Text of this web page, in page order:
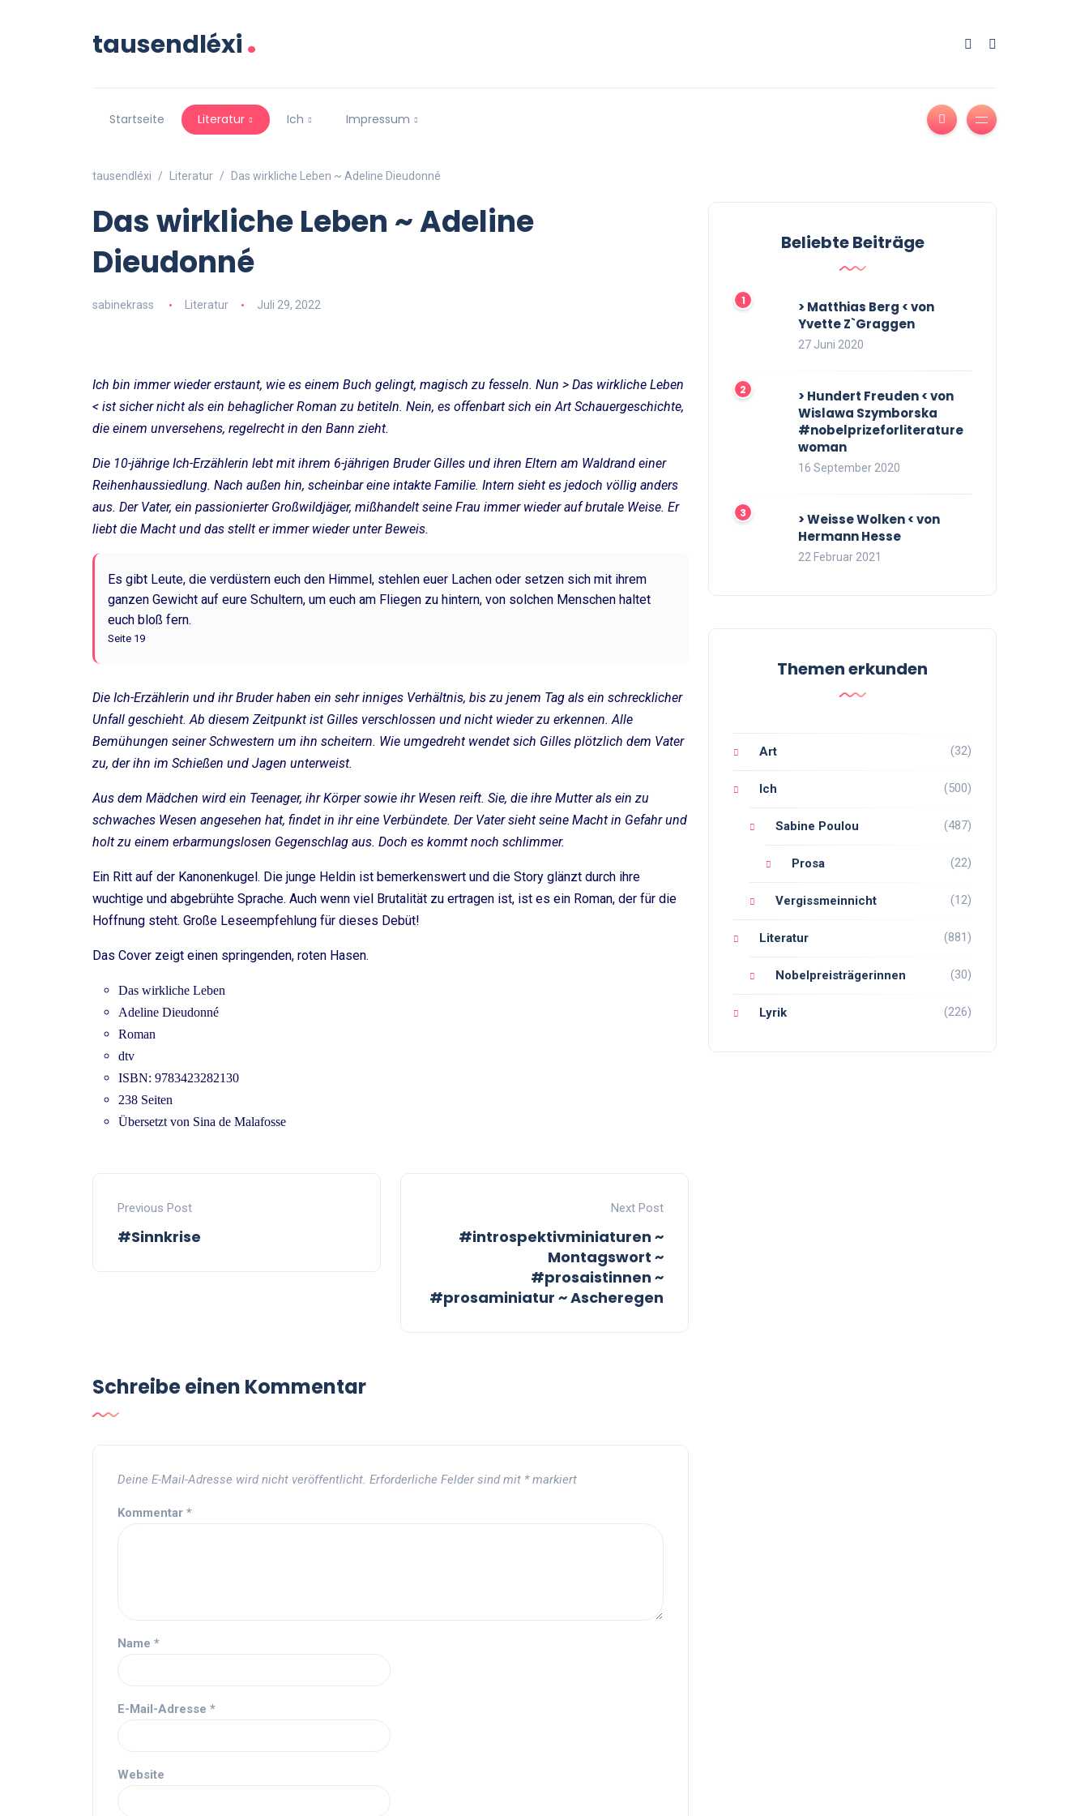
tausendléxi.
Startseite Literatur Ich Impressum
tausendléxi Literatur Das wirkliche Leben ~ Adeline Dieudonné
Das wirkliche Leben ~ Adeline
Dieudonné
sabinekrass Literatur Juli 29, 2022
Ich bin immer wieder erstaunt, wie es einem Buch gelingt, magisch zu fesseln. Nun > Das wirkliche Leben
< ist sicher nicht als ein behaglicher Roman zu betiteln. Nein, es offenbart sich ein Art Schauergeschichte,
die einem unversehens, regelrecht in den Bann zieht.
Die 10-jährige Ich-Erzählerin lebt mit ihrem 6-jährigen Bruder Gilles und ihren Eltern am Waldrand einer
Reihenhaussiedlung. Nach außen hin, scheinbar eine intakte Familie. Intern sieht es jedoch völlig anders
aus. Der Vater, ein passionierter Großwildjäger, mißhandelt seine Frau immer wieder auf brutale Weise. Er
liebt die Macht und das stellt er immer wieder unter Beweis.
Es gibt Leute, die verdüstern euch den Himmel, stehlen euer Lachen oder setzen sich mit ihrem
ganzen Gewicht auf eure Schultern, um euch am Fliegen zu hintern, von solchen Menschen haltet
euch bloß fern.
Seite 19
Die Ich-Erzählerin und ihr Bruder haben ein sehr inniges Verhältnis, bis zu jenem Tag als ein schrecklicher
Unfall geschieht. Ab diesem Zeitpunkt ist Gilles verschlossen und nicht wieder zu erkennen. Alle
Bemühungen seiner Schwestern um ihn scheitern. Wie umgedreht wendet sich Gilles plötzlich dem Vater
zu, der ihn im Schießen und Jagen unterweist.
Aus dem Mädchen wird ein Teenager, ihr Körper sowie ihr Wesen reift. Sie, die ihre Mutter als ein zu
schwaches Wesen angesehen hat, findet in ihr eine Verbündete. Der Vater sieht seine Macht in Gefahr und
holt zu einem erbarmungslosen Gegenschlag aus. Doch es kommt noch schlimmer.
Ein Ritt auf der Kanonenkugel. Die junge Heldin ist bemerkenswert und die Story glänzt durch ihre
wuchtige und abgebrühte Sprache. Auch wenn viel Brutalität zu ertragen ist, ist es ein Roman, der für die
Hoffnung steht. Große Leseempfehlung für dieses Debüt!
Das Cover zeigt einen springenden, roten Hasen.
Das wirkliche Leben
Adeline Dieudonné
Roman
dtv
ISBN: 9783423282130
238 Seiten
Übersetzt von Sina de Malafosse
Previous Post
#Sinnkrise
Next Post
#introspektivminiaturen ~
Montagswort ~
#prosaistinnen ~
#prosaminiatur ~ Ascheregen
Schreibe einen Kommentar
Deine E-Mail-Adresse wird nicht veröffentlicht. Erforderliche Felder sind mit *markiert
Kommentar *
Name *
E-Mail-Adresse *
Website
Beliebte Beiträge
> Matthias Berg < von
Yvette Z`Graggen
27 Juni 2020
> Hundert Freuden < von
Wislawa Szymborska
#nobelprizeforliterature
woman
16 September 2020
> Weisse Wolken < von
Hermann Hesse
22 Februar 2021
Themen erkunden
Art (32)
Ich (500)
Sabine Poulou (487)
Prosa (22)
Vergissmeinnicht (12)
Literatur (881)
Nobelpreisträgerinnen (30)
Lyrik (226)